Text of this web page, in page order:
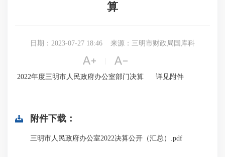
算
日期：2023-07-27 18:46 来源：三明市财政局国库科
 
2022年度三明市人民政府办公室部门决算 详见附件
附件下载：
三明市人民政府办公室2022决算公开（汇总）.pdf